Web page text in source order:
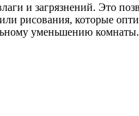
и загрязнений. Это
рисования, которые
уменьшению комнаты.